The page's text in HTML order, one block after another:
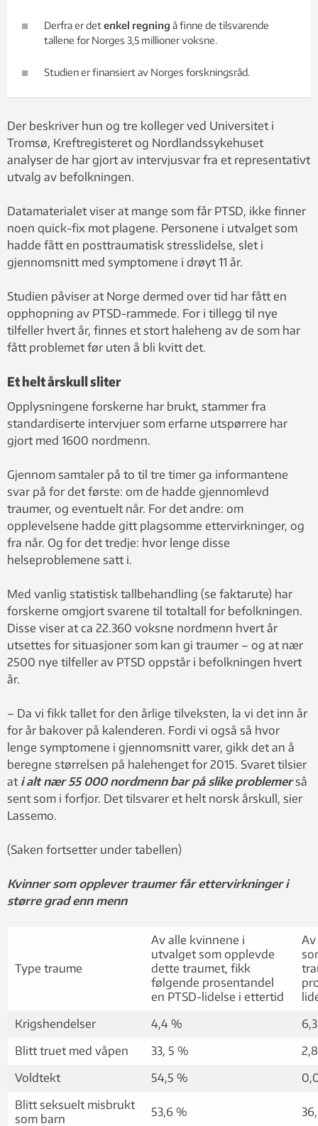
Derfra er detenkel regning å finne de tilsvarende
tallene for Norges 3,5 millioner voksne.
Studien er finansiert av Norges forskningsråd.
Der beskriver hun og tre kolleger ved Universitet i
Tromsø, Kreftregisteret og Nordlandssykehuset
analyser de har gjort av intervjusvar fra et representativt
utvalg av befolkningen.
Datamaterialet viser at mange som får PTSD, ikke finner
noen quick-fix mot plagene. Personene i utvalget som
hadde fått en posttraumatisk stresslidelse, slet i
gjennomsnitt med symptomene i drøyt 11 år.
Studien påviser at Norge dermed over tid har fått en
opphopning av PTSD-rammede. For i tillegg til nye
tilfeller hvert år, finnes et stort haleheng av de som har
fått problemet før uten å bli kvitt det.
Et helt årskull sliter
Opplysningene forskerne har brukt, stammer fra
standardiserte intervjuer som erfarne utspørrere har
gjort med 1600 nordmenn.
Gjennom samtaler på to til tre timer ga informantene
svar på for det første: om de hadde gjennomlevd
traumer, og eventuelt når. For det andre: om
opplevelsene hadde gitt plagsomme ettervirkninger, og
fra når. Og for det tredje: hvor lenge disse
helseproblemene satt i.
Med vanlig statistisk tallbehandling (se faktarute) har
forskerne omgjort svarene til totaltall for befolkningen.
Disse viser at ca 22.360 voksne nordmenn hvert år
utsettes for situasjoner som kan gi traumer – og at nær
2500 nye tilfeller av PTSD oppstår i befolkningen hvert
år.
– Da vi fikk tallet for den årlige tilveksten, la vi det inn år
for år bakover på kalenderen. Fordi vi også så hvor
lenge symptomene i gjennomsnitt varer, gikk det an å
beregne størrelsen på halehenget for 2015. Svaret tilsier
at i alt nær 55 000 nordmenn bar på slike problemerså
sent som i forfjor. Det tilsvarer et helt norsk årskull, sier
Lassemo.
(Saken fortsetter under tabellen)
Kvinner som opplever traumer får ettervirkninger i
større grad enn menn
Type traume
Av alle kvinnene i
utvalget som opplevde
dette traumet, fikk
følgende prosentandel
en PTSD-lidelse i ettertid
Krigshendelser
4,4 %
Blitt truet med våpen
33, 5 %
Voldtekt
54,5 %
Blitt seksuelt misbrukt
som barn
53,6 %